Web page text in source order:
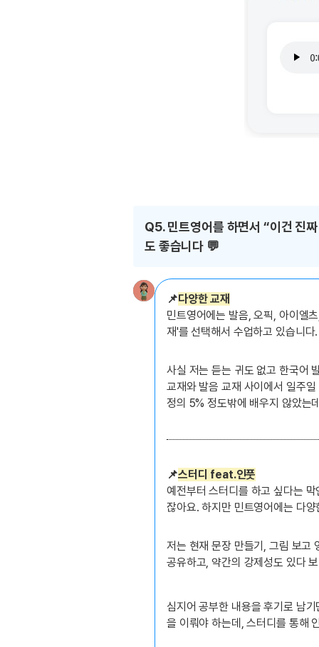
Q5. 민트영어를 하면서 “이건 진
도 좋습니다 💬
📌다양한 교재
민트영어에는 발음, 오픽, 아이엘
재'를 선택해서 수업하고 있습니다.
사실 저는 듣는 귀도 없고 한국어
교재와 발음 교재 사이에서 일주
정의 5% 정도밖에 배우지 않았는
📌스터디 feat.인풋
예전부터 스터디를 하고 싶다는
잖아요. 하지만 민트영어에는 다
저는 현재 문장 만들기, 그림 보고
공유하고, 약간의 강제성도 있다
심지어 공부한 내용을 후기로 남
을 이뤄야 하는데, 스터디를 통해